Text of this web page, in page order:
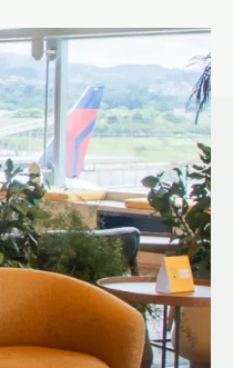
tem
e vantagens